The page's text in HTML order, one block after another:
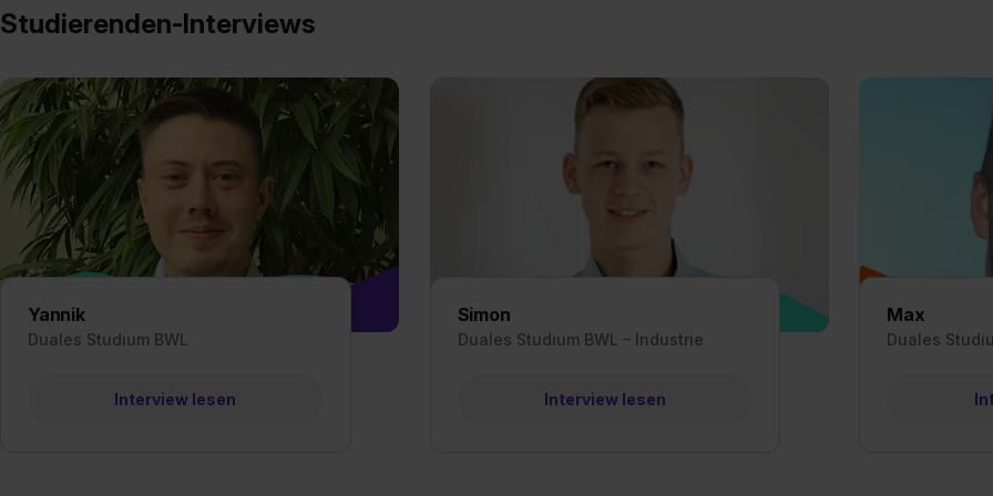
Studierenden-Interviews
Yannik
Duales Studium BWL
Interview lesen
Simon
Duales Studium BWL – Industrie
Interview lesen
Max
Duales